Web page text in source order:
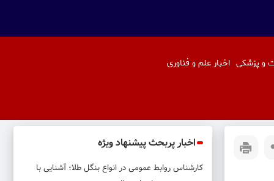
و پزشکی اخبار علم و فناوری
اخبار پربحث پیشنهاد ویژه
کارشناس روابط عمومیدر انواع بنگل طلا؛ آشنایی با